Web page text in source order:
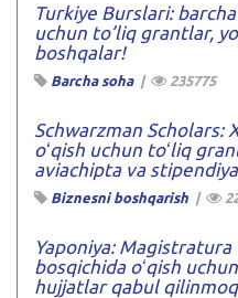
Turkiye Burslari:
uchun to’liq grantlar,
boshqalar!
Barcha soha| 235775
Schwarzman
oʻqish uchun toʻliq
aviachipta va
Biznesni boshqarish |
Yaponiya:
bosqichida oʻqish
hujjatlar qabul